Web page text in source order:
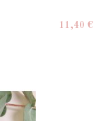
11,40 €